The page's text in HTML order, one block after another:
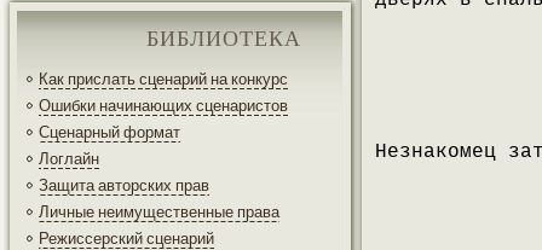
БИБЛИОТЕКА
Как прислать сценарий на конкурс
Ошибки начинающих сценаристов
Сценарный формат
Логлайн
Защита авторских прав
Личные неимущественные права
Режиссерский сценарий
Незнакомец